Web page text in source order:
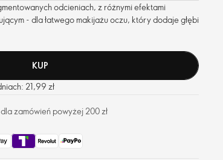
odcieniach, z różnymi efektami
- dla łatwego makijażu oczu, który dodaje głębi
KUP
21,99 zł
zamówień powyżej 200 zł